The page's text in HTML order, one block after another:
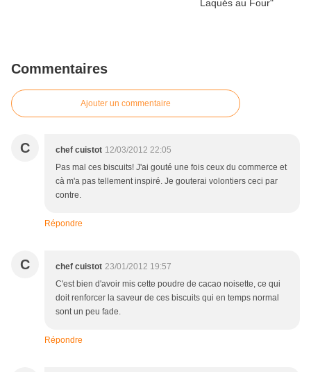
Commentaires
Ajouter un commentaire
C chef cuistot 12/03/2012 22:05
Pas mal ces biscuits! J'ai gouté une fois ceux du commerce et
cà m'a pas tellement inspiré. Je gouterai volontiers ceci par
contre.
Répondre
C chef cuistot 23/01/2012 19:57
C'est bien d'avoir mis cette poudre de cacao noisette, ce qui
doit renforcer la saveur de ces biscuits qui en temps normal
sont un peu fade.
Répondre